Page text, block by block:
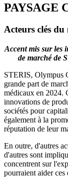
PAYSAGE
Acteurs clés du
Accent mis sur les
de marché de
STERIS, Olympus
grande part de
médicaux en 2024.
innovations de
sociétés pour
également à la
réputation de leur
En outre, d'autres
d'autres sont
concentrent sur
pourraient aider ces